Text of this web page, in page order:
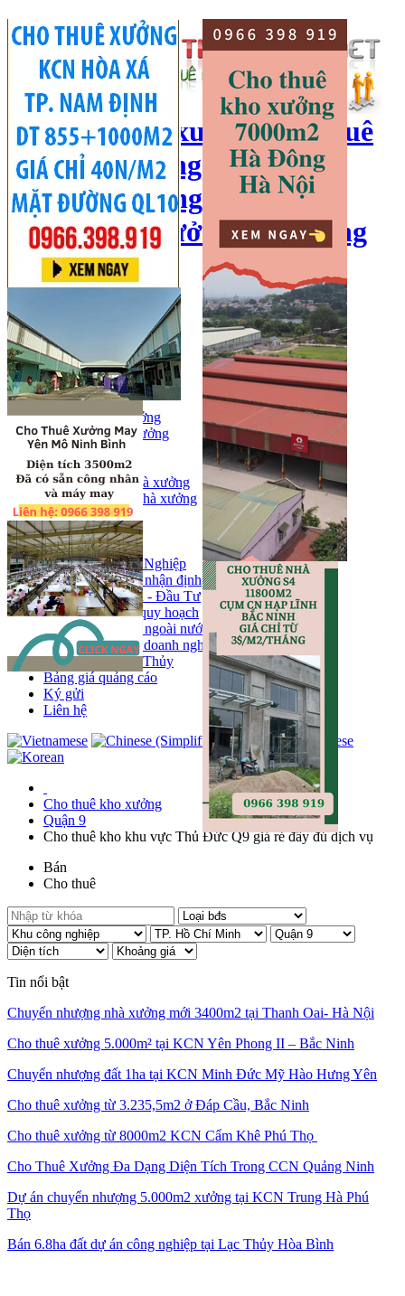
cho thuê kho xưởng, cho thuê
kho, kho xưởng hà nội, cho
thuê nhà xưởng, cho thuê
xưởng, kho xưởng hải dương
Hotline:0966 398 919
Đăng ký
Đăng tin bán/cho thuê
Trang chủ
Bán kho, nhà xưởng
Bán kho xưởng
Kho
Mặt bằng
Cho thuê kho, nhà xưởng
Cho thuê nhà xưởng
Kho
Mặt bằng
Tin tức
Khu Công Nghiệp
Phân tích - nhận định
Chính sách - Đầu Tư
Thông tin quy hoạch
Thị trường ngoài nước
Hoạt động doanh nghiẹp
Tin Phong Thủy
Bảng giá quảng cáo
Ký gửi
Liên hệ
Cho thuê kho xưởng
Quận 9
Cho thuê kho khu vực Thủ Đức Q9 giá rẻ đầy đủ dịch vụ
Bán
Cho thuê
Tin nổi bật
Chuyển nhượng nhà xưởng mới 3400m2 tại Thanh Oai- Hà Nội
Cho thuê xưởng 5.000m² tại KCN Yên Phong II – Bắc Ninh
Chuyển nhượng đất 1ha tại KCN Minh Đức Mỹ Hào Hưng Yên
Cho thuê xưởng từ 3.235,5m2 ở Đáp Cầu, Bắc Ninh
Cho thuê xưởng từ 8000m2 KCN Cẩm Khê Phú Thọ
Cho Thuê Xưởng Đa Dạng Diện Tích Trong CCN Quảng Ninh
Dự án chuyển nhượng 5.000m2 xưởng tại KCN Trung Hà Phú
Thọ
Bán 6.8ha đất dự án công nghiệp tại Lạc Thủy Hòa Bình